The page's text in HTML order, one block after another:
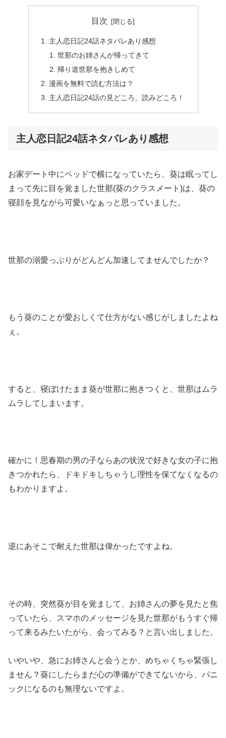
目次
主人恋日記24話ネタバレあり感想
世那のお姉さんが帰ってきて
帰り道世那を抱きしめて
漫画を無料で読む方法は？
主人恋日記24話の見どころ、読みどころ！
主人恋日記24話ネタバレあり感想
お家デート中にベッドで横になっていたら、葵は眠ってし
まって先に目を覚ました世那(葵のクラスメート)は、葵の
寝顔を見ながら可愛いなぁっと思っていました。
世那の溺愛っぷりがどんどん加速してませんでしたか？
もう葵のことが愛おしくて仕方がない感じがしましたよね
ぇ。
すると、寝ぼけたまま葵が世那に抱きつくと、世那はムラ
ムラしてしまいます。
確かに！思春期の男の子ならあの状況で好きな女の子に抱
きつかれたら、ドキドキしちゃうし理性を保てなくなるの
もわかりますよ。
逆にあそこで耐えた世那は偉かったですよね。
その時、突然葵が目を覚まして、お姉さんの夢を見たと焦
っていたら、スマホのメッセージを見た世那がもうすぐ帰
って来るみたいたがら、会ってみる？と言い出しました。
いやいや、急にお姉さんと会うとか、めちゃくちゃ緊張し
ません？葵にしたらまだ心の準備ができてないから、パニ
ックになるのも無理ないですよ。